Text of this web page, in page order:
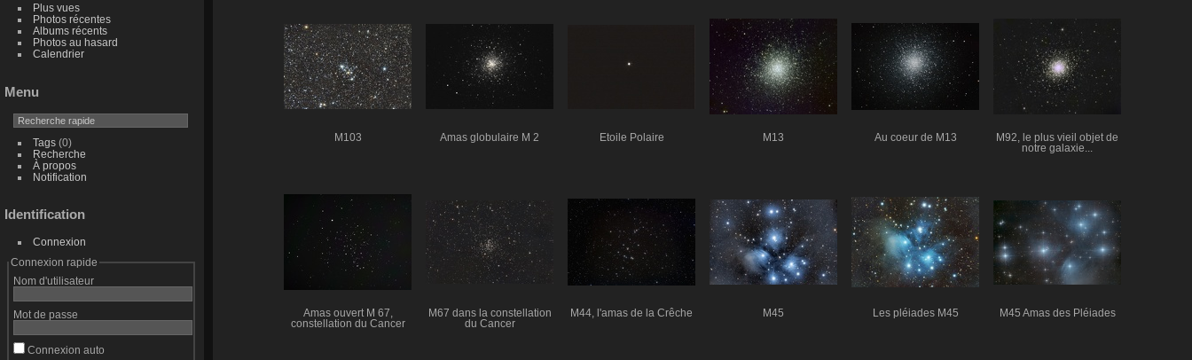
Plus vues
Photos récentes
Albums récents
Photos au hasard
Calendrier
Menu
Tags(0)
Recherche
À propos
Notification
Identification
Connexion
Connexion rapide
Nom d'utilisateur
Mot de passe
Connexion auto
M103 Amas globulaire M 2 Etoile Polaire M13 Au coeur de M13
M92, le plus vieil objet de
notre galaxie...
Amas ouvert M 67,
constellation du Cancer
M67 dans la constellation
du Cancer
M44, l'amas de la Crêche M45 Les pléiades M45 M45 Amas des Pléiades